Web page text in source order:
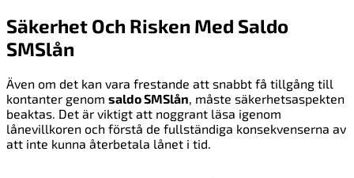
Säkerhet Och Risken Med Saldo
SMSlån
Även om det kan vara frestande att snabbt få tillgång till
kontanter genom saldo SMSlån , måste säkerhetsaspekten
beaktas. Det är viktigt att noggrant läsa igenom
lånevillkoren och förstå de fullständiga konsekvenserna av
att inte kunna återbetala lånet i tid.